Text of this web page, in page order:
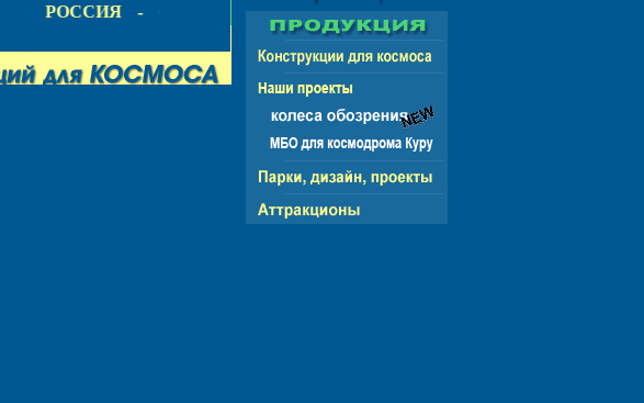
РОССИЯ - СНГ - ЕВРОПА - АМЕРИКА - АЗИЯ - АФРИКА